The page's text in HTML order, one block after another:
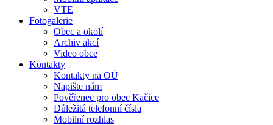
VTE
Fotogalerie
Obec a okolí
Archiv akcí
Video obce
Kontakty
Kontakty na OÚ
Napište nám
Pověřenec pro obec Kačice
Důležitá telefonní čísla
Mobilní rozhlas